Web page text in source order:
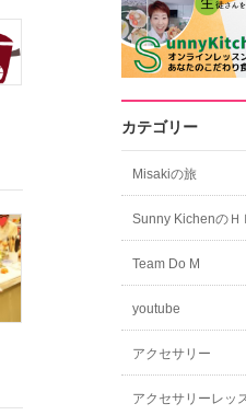
カテゴリー
Misakiの旅
Sunny KichenのＨ
Team Do M
youtube
アクセサリー
アクセサリーレッ